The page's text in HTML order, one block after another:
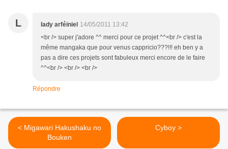
L lady arféiniel 14/05/2011 13:42
<br /> super j'adore ^^ merci pour ce projet ^^<br /> c'est la
même mangaka que pour venus cappricio???!!! eh ben y a
pas a dire ces projets sont fabuleux merci encore de le faire
^^<br /> <br /> <br />
Répondre
< Migawari Hakushaku no
Bouken
Cyboy >